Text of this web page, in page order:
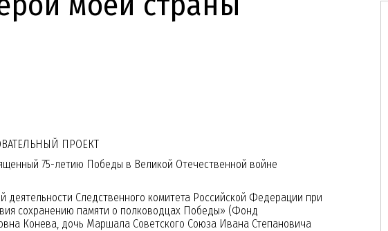
ПРОЕКТ
75-летию Победы в Великой Отечественной войне
Следственного комитета Российской Федерации при
сохранению памяти о полководцах Победы» (Фонд
Конева, дочь Маршала Советского Союза Ивана Степановича